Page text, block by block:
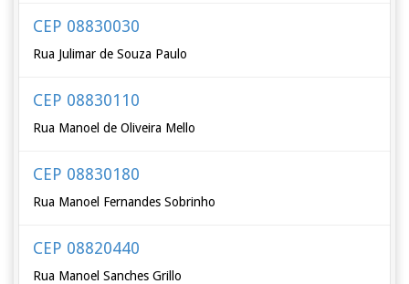
CEP 08830030
Rua Julimar de Souza Paulo
CEP 08830110
Rua Manoel de Oliveira Mello
CEP 08830180
Rua Manoel Fernandes Sobrinho
CEP 08820440
Rua Manoel Sanches Grillo